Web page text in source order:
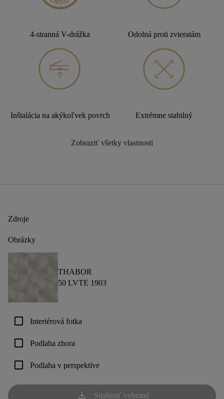
4-stranná V-drážka Odolná proti zvieratám
Inštalácia na akýkoľvek povrch Extrémne stabilný
Zobraziť všetky vlastnosti
Zdroje
Obrázky
THABOR
50 LVTE 1903
check_box_outline_blank Interiérová fotka
check_box_outline_blank Podlaha zhora
check_box_outline_blank Podlaha v perspektíve
download
Stiahnuť vybrané